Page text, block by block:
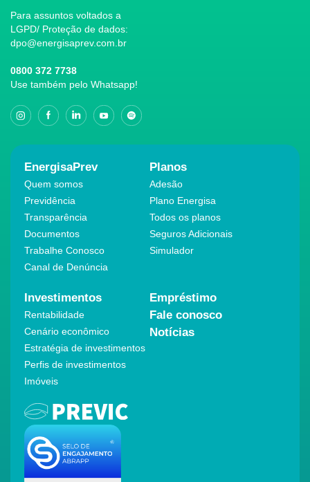
Para assuntos voltados a
LGPD/ Proteção de dados:
dpo@energisaprev.com.br
0800 372 7738
Use também pelo Whatsapp!
EnergisaPrev
Quem somos
Previdência
Transparência
Documentos
Trabalhe Conosco
Canal de Denúncia
Planos
Adesão
Plano Energisa
Todos os planos
Seguros Adicionais
Simulador
Investimentos
Rentabilidade
Cenário econômico
Estratégia de investimentos
Perfis de investimentos
Imóveis
Empréstimo
Fale conosco
Notícias